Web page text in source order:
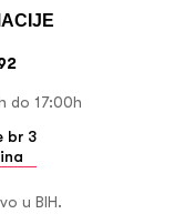
do 17:00h
br 3
u BIH.